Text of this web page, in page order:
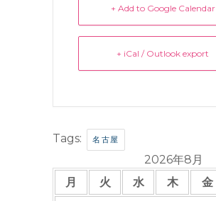
+ Add to Google Calendar
+ iCal / Outlook export
Tags: 名古屋
2026年8月
月
火 水 木 金